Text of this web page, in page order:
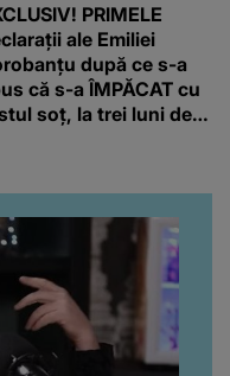
PRIMELE
ale Emiliei
după ce s-a
că s-a ÎMPĂCAT cu
soț, la trei luni de
i-a lăsat MASCĂ
toți. De data aceasta,
a rupt tăcerea:
că aveam să ne
să ne...”